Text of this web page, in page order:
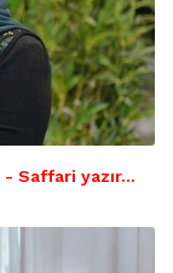
- Saffari yazır…